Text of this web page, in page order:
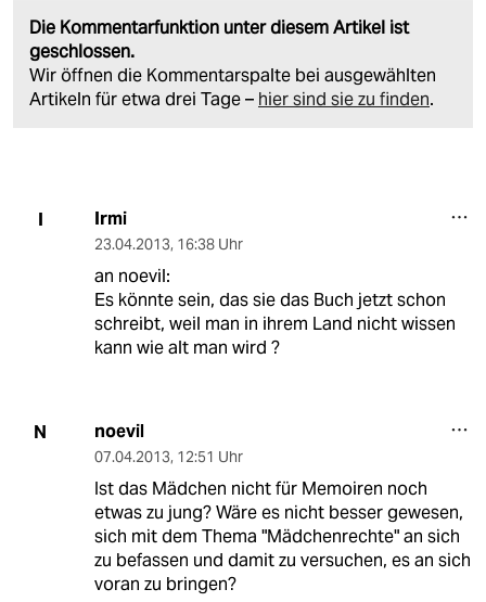
Die Kommentarfunktion unter diesem Artikel ist
geschlossen.
Wir öffnen die Kommentarspalte bei ausgewählten
Artikeln für etwa drei Tage – hier sind sie zu finden.
I Irmi
23.04.2013, 16:38 Uhr
an noevil:
Es könnte sein, das sie das Buch jetzt schon
schreibt, weil man in ihrem Land nicht wissen
kann wie alt man wird ?
N noevil
07.04.2013, 12:51 Uhr
Ist das Mädchen nicht für Memoiren noch
etwas zu jung? Wäre es nicht besser gewesen,
sich mit dem Thema "Mädchenrechte" an sich
zu befassen und damit zu versuchen, es an sich
voran zu bringen?